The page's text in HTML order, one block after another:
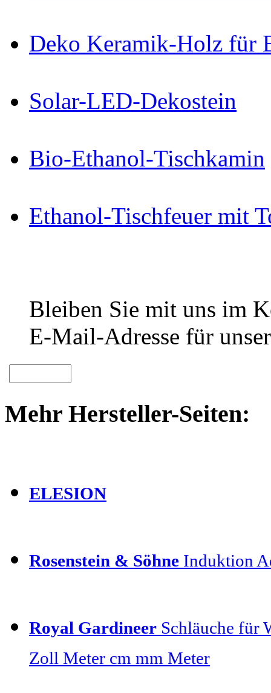
Deko Keramik-Holz für
Solar-LED-Dekostein
Bio-Ethanol-Tischkamin
Ethanol-Tischfeuer mit
Bleiben Sie mit uns im
E-Mail-Adresse für
Mehr Hersteller-Seiten:
ELESION
Rosenstein & Söhne Induktion
Royal Gardineer Schläuche für
Zoll Meter cm mm Meter